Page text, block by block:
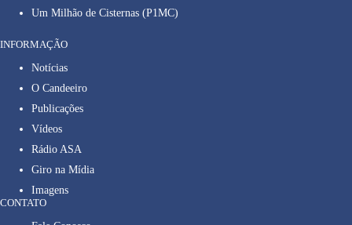
Um Milhão de Cisternas (P1MC)
INFORMAÇÃO
Notícias
O Candeeiro
Publicações
Vídeos
Rádio ASA
Giro na Mídia
Imagens
CONTATO